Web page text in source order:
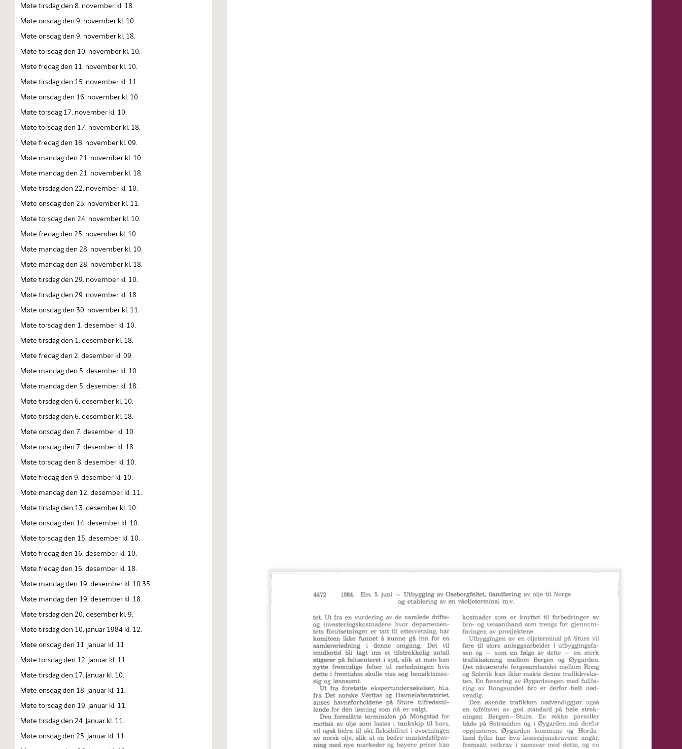
Møte tirsdag den 8. november kl. 18.
Møte onsdag den 9. november kl. 10.
Møte onsdag den 9. november kl. 18.
Møte torsdag den 10. november kl. 10.
Møte fredag den 11. november kl. 10.
Møte tirsdag den 15. november kl. 11.
Møte onsdag den 16. november kl. 10.
Møte torsdag 17. november kl. 10.
Møte torsdag den 17. november kl. 18.
Møte fredag den 18. november kl. 09.
Møte mandag den 21. november kl. 10.
Møte mandag den 21. november kl. 18.
Møte tirsdag den 22. november kl. 10.
Møte onsdag den 23. november kl. 11.
Møte torsdag den 24. november kl. 10.
Møte fredag den 25. november kl. 10.
Møte mandag den 28. november kl. 10.
Møte mandag den 28. november kl. 18.
Møte tirsdag den 29. november kl. 10.
Møte tirsdag den 29. november kl. 18.
Møte onsdag den 30. november kl. 11.
Møte torsdag den 1. desember kl. 10.
Møte tirsdag den 1. desember kl. 18.
Møte fredag den 2. desember kl. 09.
Møte mandag den 5. desember kl. 10.
Møte mandag den 5. desember kl. 18.
Møte tirsdag den 6. desember kl. 10.
Møte tirsdag den 6. desember kl. 18.
Møte onsdag den 7. desember kl. 10.
Møte onsdag den 7. desember kl. 18.
Møte torsdag den 8. desember kl. 10.
Møte fredag den 9. desember kl. 10.
Møte mandag den 12. desember kl. 11.
Møte tirsdag den 13. desember kl. 10.
Møte onsdag den 14. desember kl. 10.
Møte torsdag den 15. desember kl. 10.
Møte fredag den 16. desember kl. 10.
Møte fredag den 16. desember kl. 18.
Møte mandag den 19. desember kl. 10.35.
Møte mandag den 19. desember kl. 18.
Møte tirsdag den 20. desember kl. 9.
Møte tirsdag den 10. januar 1984 kl. 12.
Møte onsdag den 11. januar kl. 11.
Møte torsdag den 12. januar kl. 11.
Møte tirsdag den 17. januar kl. 10.
Møte onsdag den 18. januar kl. 11.
Møte torsdag den 19. januar kl. 11.
Møte tirsdag den 24. januar kl. 11.
Møte onsdag den 25. januar kl. 11.